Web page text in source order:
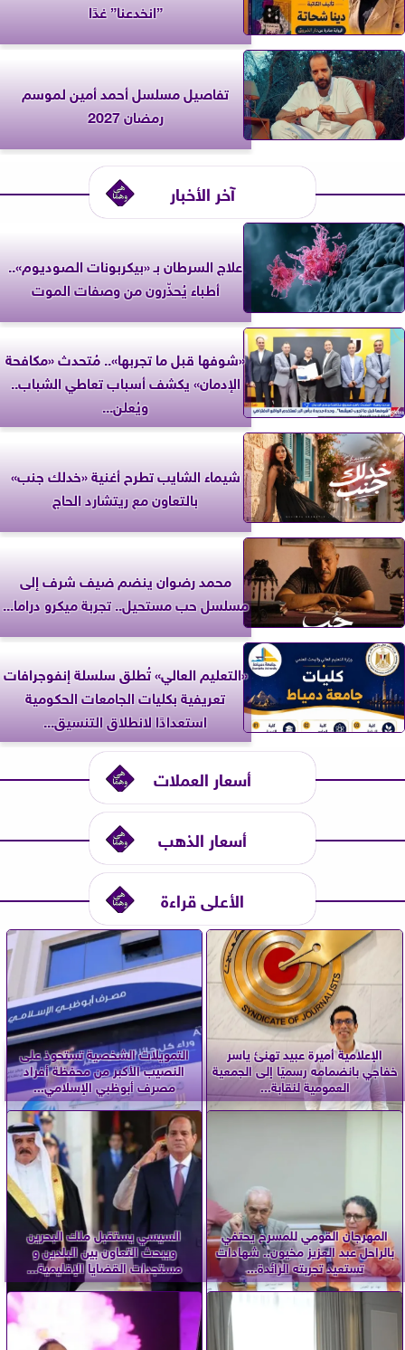
”انخدعنا” غدًا
تفاصيل مسلسل أحمد أمين لموسم
رمضان 2027
آخر الأخبار
علاج السرطان بـ «بيكربونات الصوديوم»..
أطباء يُحذّرون من وصفات الموت
«شوفها قبل ما تجربها».. مُتحدث «مكافحة
الإدمان» يكشف أسباب تعاطي الشباب..
ويُعلن...
شيماء الشايب تطرح أغنية «خدلك جنب»
بالتعاون مع ريتشارد الحاج
محمد رضوان ينضم ضيف شرف إلى
مسلسل حب مستحيل.. تجربة ميكرو دراما...
«التعليم العالي» تُطلق سلسلة إنفوجرافات
تعريفية بكليات الجامعات الحكومية
استعدادًا لانطلاق التنسيق...
أسعار العملات
أسعار الذهب
الأعلى قراءة
الإعلامية أميرة عبيد تهنئ ياسر
خفاجي بانضمامه رسميًا إلى الجمعية
العمومية لنقابة...
التمويلات الشخصية تستحوذ على
النصيب الأكبر من محفظة أفراد
مصرف أبوظبي الإسلامي...
المهرجان القومي للمسرح يحتفي
بالراحل عبد العزيز مخيون.. شهادات
تستعيد تجربته الرائدة...
السيسي يستقبل ملك البحرين
ويبحث التعاون بين البلدين و
مستجدات القضايا الإقليمية...